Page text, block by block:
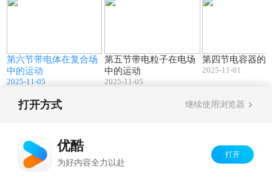
第六节带电体在复合场
中的运动
2025-11-05
第五节带电粒子在电场
中的运动
2025-11-05
第四节电容器的
2025-11-01
打开方式 继续使用浏览器
优酷
为好内容全力以赴
打开